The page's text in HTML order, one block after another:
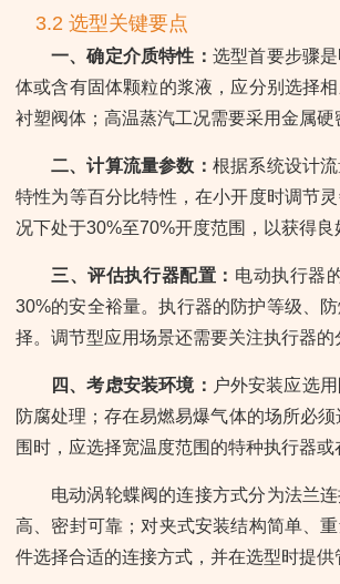
3.2 选型关键要点
一、确定介质特性： 选型首要步骤
体或含有固体颗粒的浆液，应分别选择
衬塑阀体；高温蒸汽工况需要采用金属
二、计算流量参数： 根据系统设计
特性为等百分比特性，在小开度时调节
况下处于30%至70%开度范围，以获得良
三、评估执行器配置： 电动执行器
30%的安全裕量。执行器的防护等级、
择。调节型应用场景还需要关注执行器的
四、考虑安装环境： 户外安装应选
防腐处理；存在易燃易爆气体的场所必
围时，应选择宽温度范围的特种执行器或
电动涡轮蝶阀的连接方式分为法兰
高、密封可靠；对夹式安装结构简单、
件选择合适的连接方式，并在选型时提